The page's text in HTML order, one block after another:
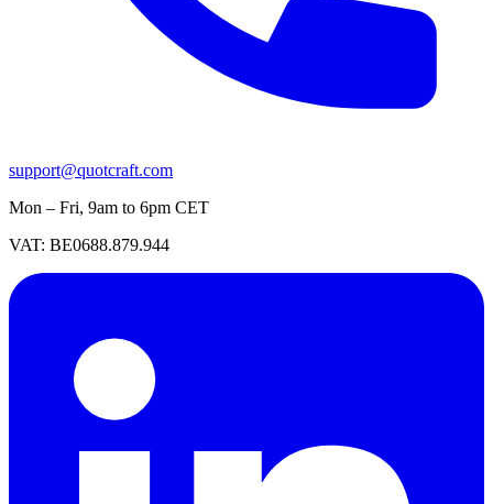
support@quotcraft.com
Mon – Fri, 9am to 6pm CET
VAT: BE0688.879.944